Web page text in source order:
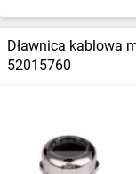
Dławnica kablowa
52015760